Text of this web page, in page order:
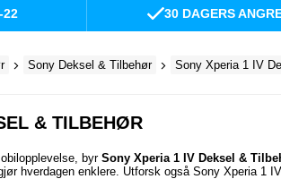
22 30 DAGERS
Sony Deksel & Tilbehør Sony Xperia 1 IV
& TILBEHØR
byr Sony Xperia 1 IV Deksel &
hverdagen enklere. Utforsk også Sony Xperia 1